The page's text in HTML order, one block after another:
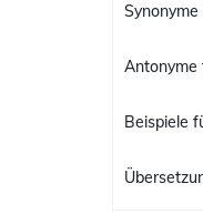
Antonyme
Beispiele